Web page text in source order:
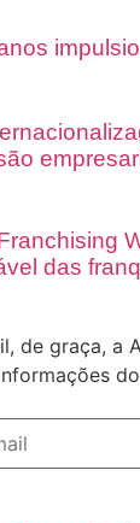
das
de graça, a